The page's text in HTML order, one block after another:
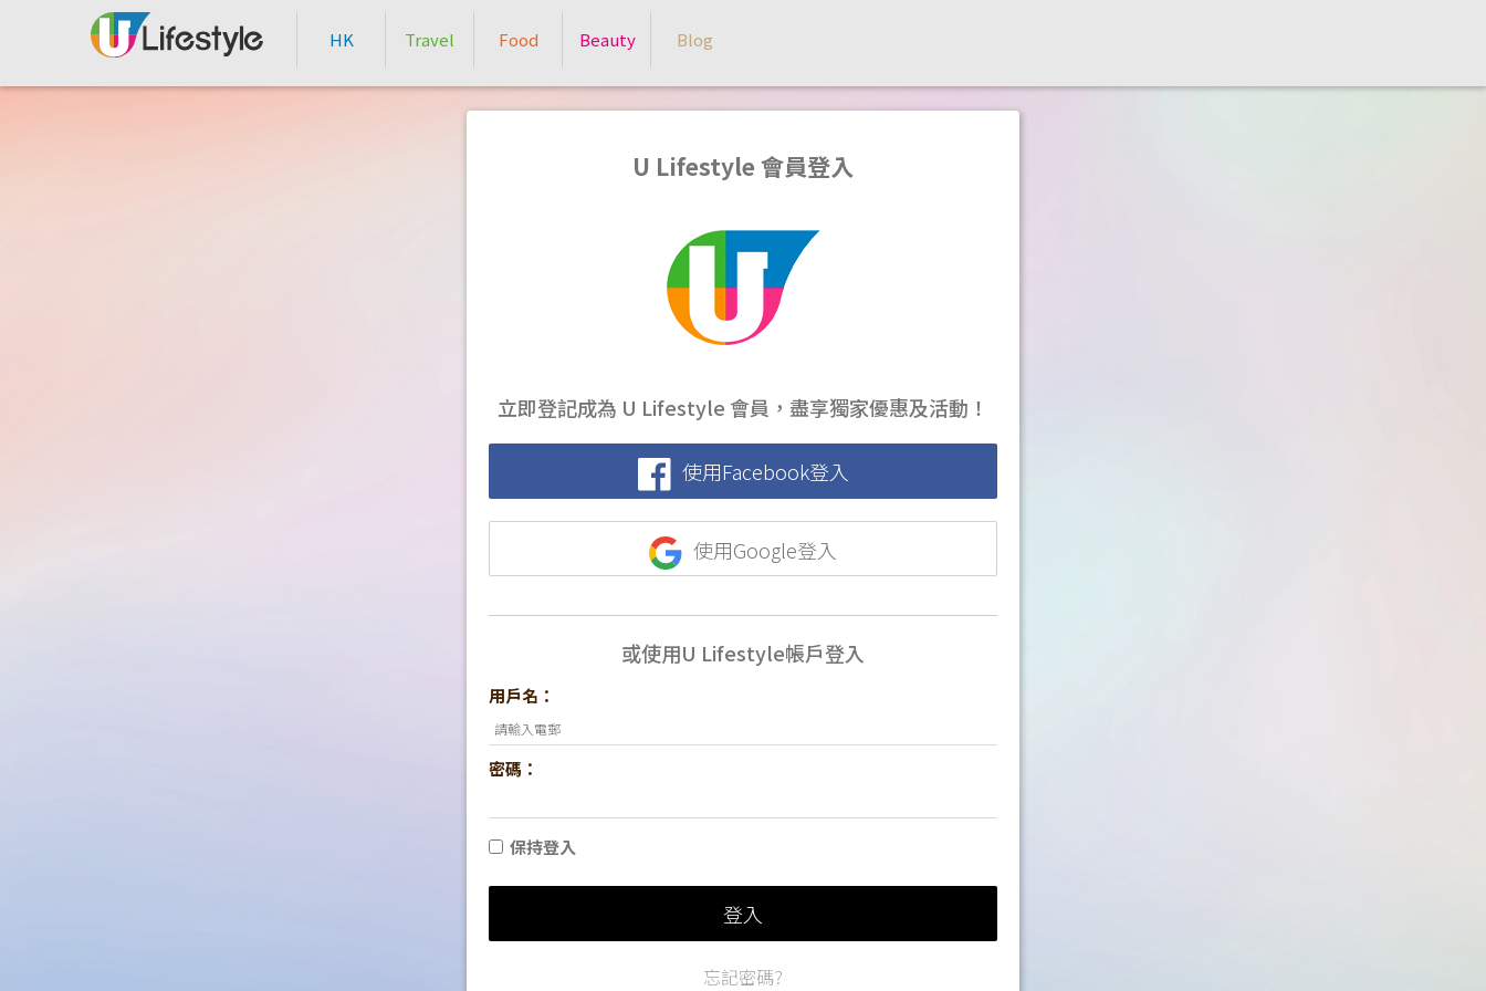
HK Travel Food Beauty Blog
U Lifestyle 會員登入
立即登記成為 U Lifestyle 會員，盡享獨家優惠及活動！
使用Facebook登入
使用Google登入
或使用U Lifestyle帳戶登入
用戶名：
密碼：
保持登入
登入
忘記密碼?